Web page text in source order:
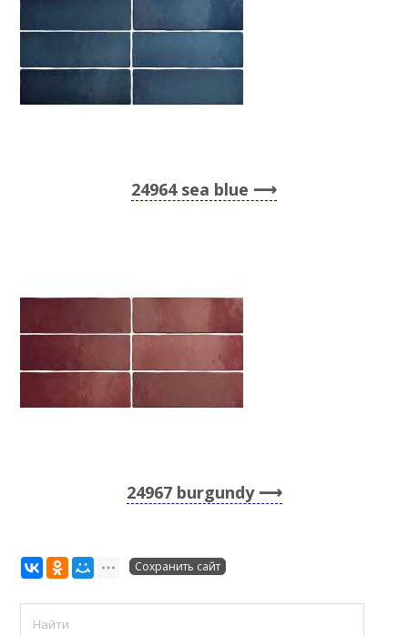
24964 sea blue
24967 burgundy
Сохранить сайт